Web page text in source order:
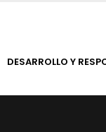
DESARROLLO Y